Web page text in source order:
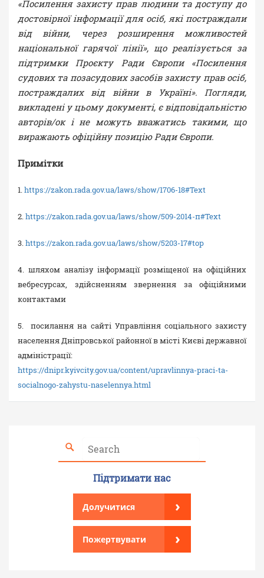
«Посилення захисту прав людини та доступу до
достовірної інформації для осіб, які постраждали
від війни, через розширення можливостей
національної гарячої лінії», що реалізується за
підтримки Проєкту Ради Європи «Посилення
судових та позасудових засобів захисту прав осіб,
постраждалих від війни в Україні». Погляди,
викладені у цьому документі, є відповідальністю
авторів/ок і не можуть вважатись такими, що
виражають офіційну позицію Ради Європи.
Примітки
1. https://zakon.rada.gov.ua/laws/show/1706-18#Text
2. https://zakon.rada.gov.ua/laws/show/509-2014-п#Text
3. https://zakon.rada.gov.ua/laws/show/5203-17#top
4. шляхом аналізу інформації розміщеної на офіційних
вебресурсах, здійсненням звернення за офіційними
контактами
5. посилання на сайті Управління соціального захисту
населення Дніпровської районної в місті Києві державної
адміністрації:
https://dnipr.kyivcity.gov.ua/content/upravlinnya-praci-ta-
socialnogo-zahystu-naselennya.html
Підтримати нас
Долучитися ›
Пожертвувати ›